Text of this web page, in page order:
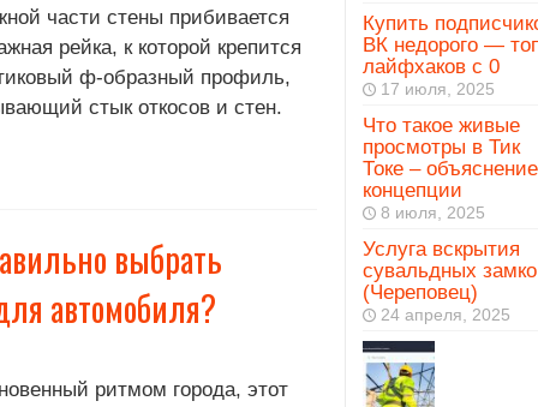
части стены прибивается
рейка, к которой крепится
ф-образный профиль,
стык откосов и стен.
выбрать
автомобиля?
ритмом города, этот
Купить
ВК недорого —
лайфхаков с 0
17 июля, 2025
Что такое живые
просмотры в Тик
Токе – объяснение
концепции
8 июля, 2025
Услуга вскрытия
сувальдных
(Череповец)
24 апреля, 2025